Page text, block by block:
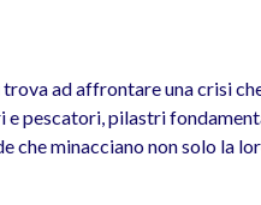
ad affrontare una crisi
pescatori, pilastri
che minacciano non solo la